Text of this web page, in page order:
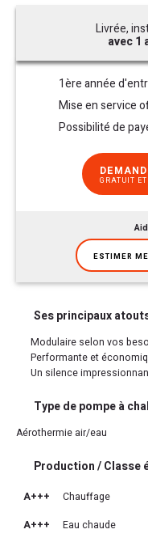
Livrée,
avec 1
1ère année
Mise en service
Possibilité de
GRATUIT
ESTIMER
Ses principaux
Modulaire selon vos
Performante et
Un silence
Type de pompe à
Aérothermie air/eau
Production / Classe
A+++
Chauffage
A+++
Eau chaude